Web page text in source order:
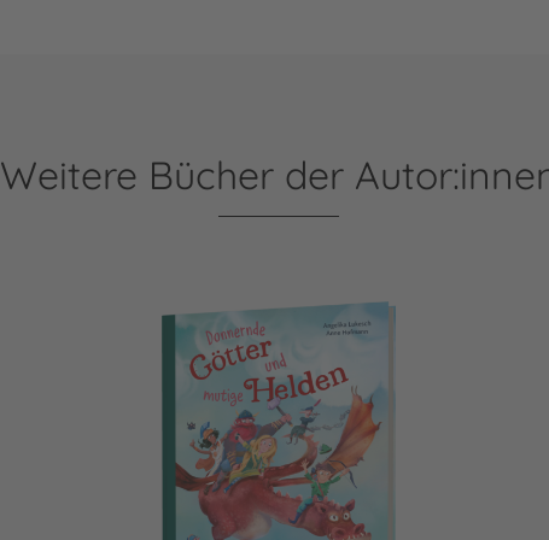
Weitere Bücher der